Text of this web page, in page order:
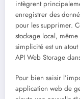
intègrent
enregistrer des
pour les supprimer.
stockage local,
simplicité est un
API Web Storage
Pour bien saisir
application web de